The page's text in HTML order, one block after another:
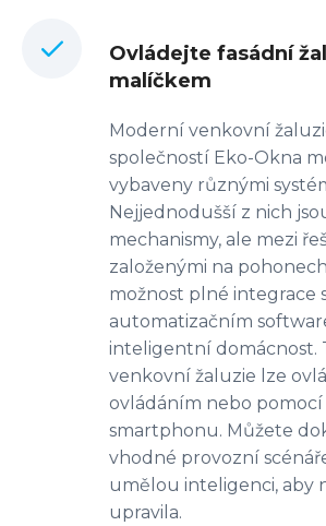
Ovládejte fasádní
malíčkem
Moderní venkovní
společností Eko-Okna
vybaveny různými
Nejjednodušší z nich
mechanismy, ale mezi
založenými na
možnost plné integrace
automatizačním
inteligentní domácnost.
venkovní žaluzie lze
ovládáním nebo pomocí
smartphonu. Můžete
vhodné provozní
umělou inteligenci, aby
upravila.